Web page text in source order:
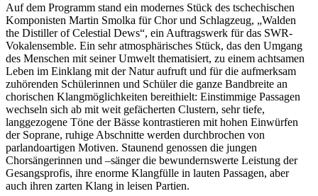
Auf dem Programm stand ein modernes Stück des tschechischen
Komponisten Martin Smolka für Chor und Schlagzeug, „Walden
the Distiller of Celestial Dews“, ein Auftragswerk für das SWR-
Vokalensemble. Ein sehr atmosphärisches Stück, das den Umgang
des Menschen mit seiner Umwelt thematisiert, zu einem achtsamen
Leben im Einklang mit der Natur aufruft und für die aufmerksam
zuhörenden Schülerinnen und Schüler die ganze Bandbreite an
chorischen Klangmöglichkeiten bereithielt: Einstimmige Passagen
wechseln sich ab mit weit gefächerten Clustern, sehr tiefe,
langgezogene Töne der Bässe kontrastieren mit hohen Einwürfen
der Soprane, ruhige Abschnitte werden durchbrochen von
parlandoartigen Motiven. Staunend genossen die jungen
Chorsängerinnen und –sänger die bewundernswerte Leistung der
Gesangsprofis, ihre enorme Klangfülle in lauten Passagen, aber
auch ihren zarten Klang in leisen Partien.